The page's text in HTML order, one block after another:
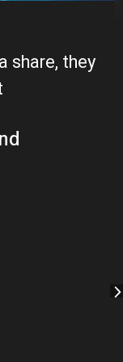
share, they